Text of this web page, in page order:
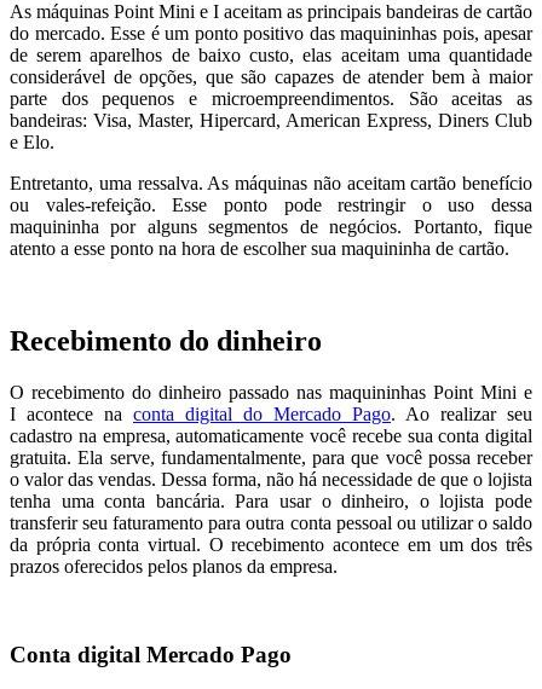
As máquinas Point Mini e I aceitam as principais bandeiras de cartão
do mercado. Esse é um ponto positivo das maquininhas pois, apesar
de serem aparelhos de baixo custo, elas aceitam uma quantidade
considerável de opções, que são capazes de atender bem à maior
parte dos pequenos e microempreendimentos. São aceitas as
bandeiras: Visa, Master, Hipercard, American Express, Diners Club
e Elo.
Entretanto, uma ressalva. As máquinas não aceitam cartão benefício
ou vales-refeição. Esse ponto pode restringir o uso dessa
maquininha por alguns segmentos de negócios. Portanto, fique
atento a esse ponto na hora de escolher sua maquininha de cartão.
Recebimento do dinheiro
O recebimento do dinheiro passado nas maquininhas Point Mini e
I acontece na conta digital do Mercado Pago. Ao realizar seu
cadastro na empresa, automaticamente você recebe sua conta digital
gratuita. Ela serve, fundamentalmente, para que você possa receber
o valor das vendas. Dessa forma, não há necessidade de que o lojista
tenha uma conta bancária. Para usar o dinheiro, o lojista pode
transferir seu faturamento para outra conta pessoal ou utilizar o saldo
da própria conta virtual. O recebimento acontece em um dos três
prazos oferecidos pelos planos da empresa.
Conta digital Mercado Pago